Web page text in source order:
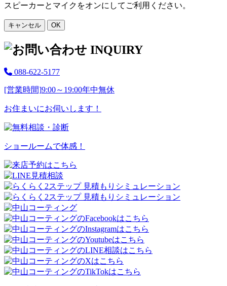
スピーカーとマイクをオンにしてご利用ください。
キャンセル OK
088-622-5177
[営業時間]9:00～19:00年中無休
お住まいにお伺いします！
ショールームで体感！